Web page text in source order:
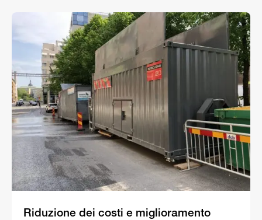
Riduzione dei costi e miglioramento